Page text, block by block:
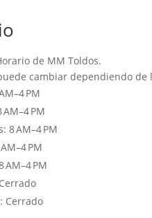
de MM Toldos.
cambiar dependiendo de
PM
PM
8 AM–4 PM
PM
AM–4 PM
Cerrado